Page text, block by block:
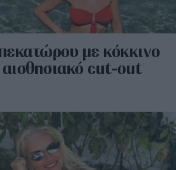
με κόκκινο
αισθησιακό cut-out